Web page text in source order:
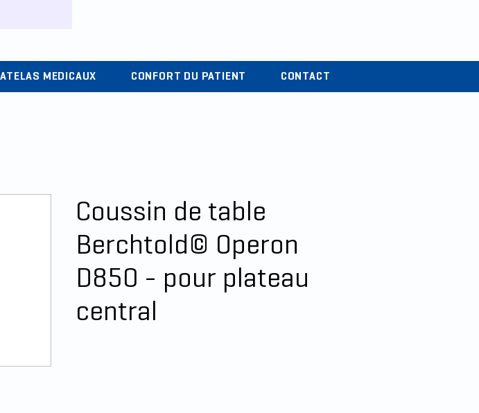
MEDICAUX CONFORT DU PATIENT CONTACT
Coussin de table
Berchtold© Operon
D850 - pour plateau
central